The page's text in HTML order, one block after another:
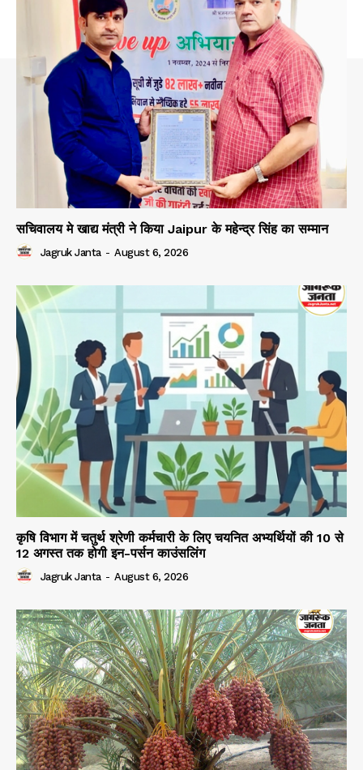
सचिवालय मे खाद्य मंत्री ने किया Jaipur के महेन्द्र सिंह का सम्मान
Jagruk Janta - August 6, 2026
कृषि विभाग में चतुर्थ श्रेणी कर्मचारी के लिए चयनित अभ्यर्थियों की 10 से
12 अगस्त तक होगी इन-पर्सन काउंसलिंग
Jagruk Janta - August 6, 2026